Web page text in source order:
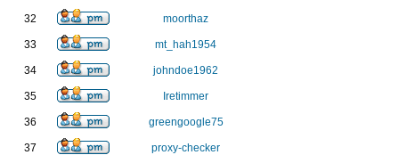
32 moorthaz
33 mt_hah1954
34 johndoe1962
35 Iretimmer
36 greengoogle75
37 proxy-checker